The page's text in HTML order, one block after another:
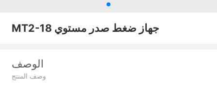
MT2-18 جهاز ضغط صدر مستوي
الوصف
وصف المنتج